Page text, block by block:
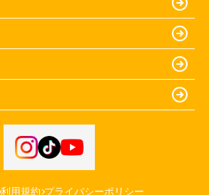
利用規約 プライバシーポリシー